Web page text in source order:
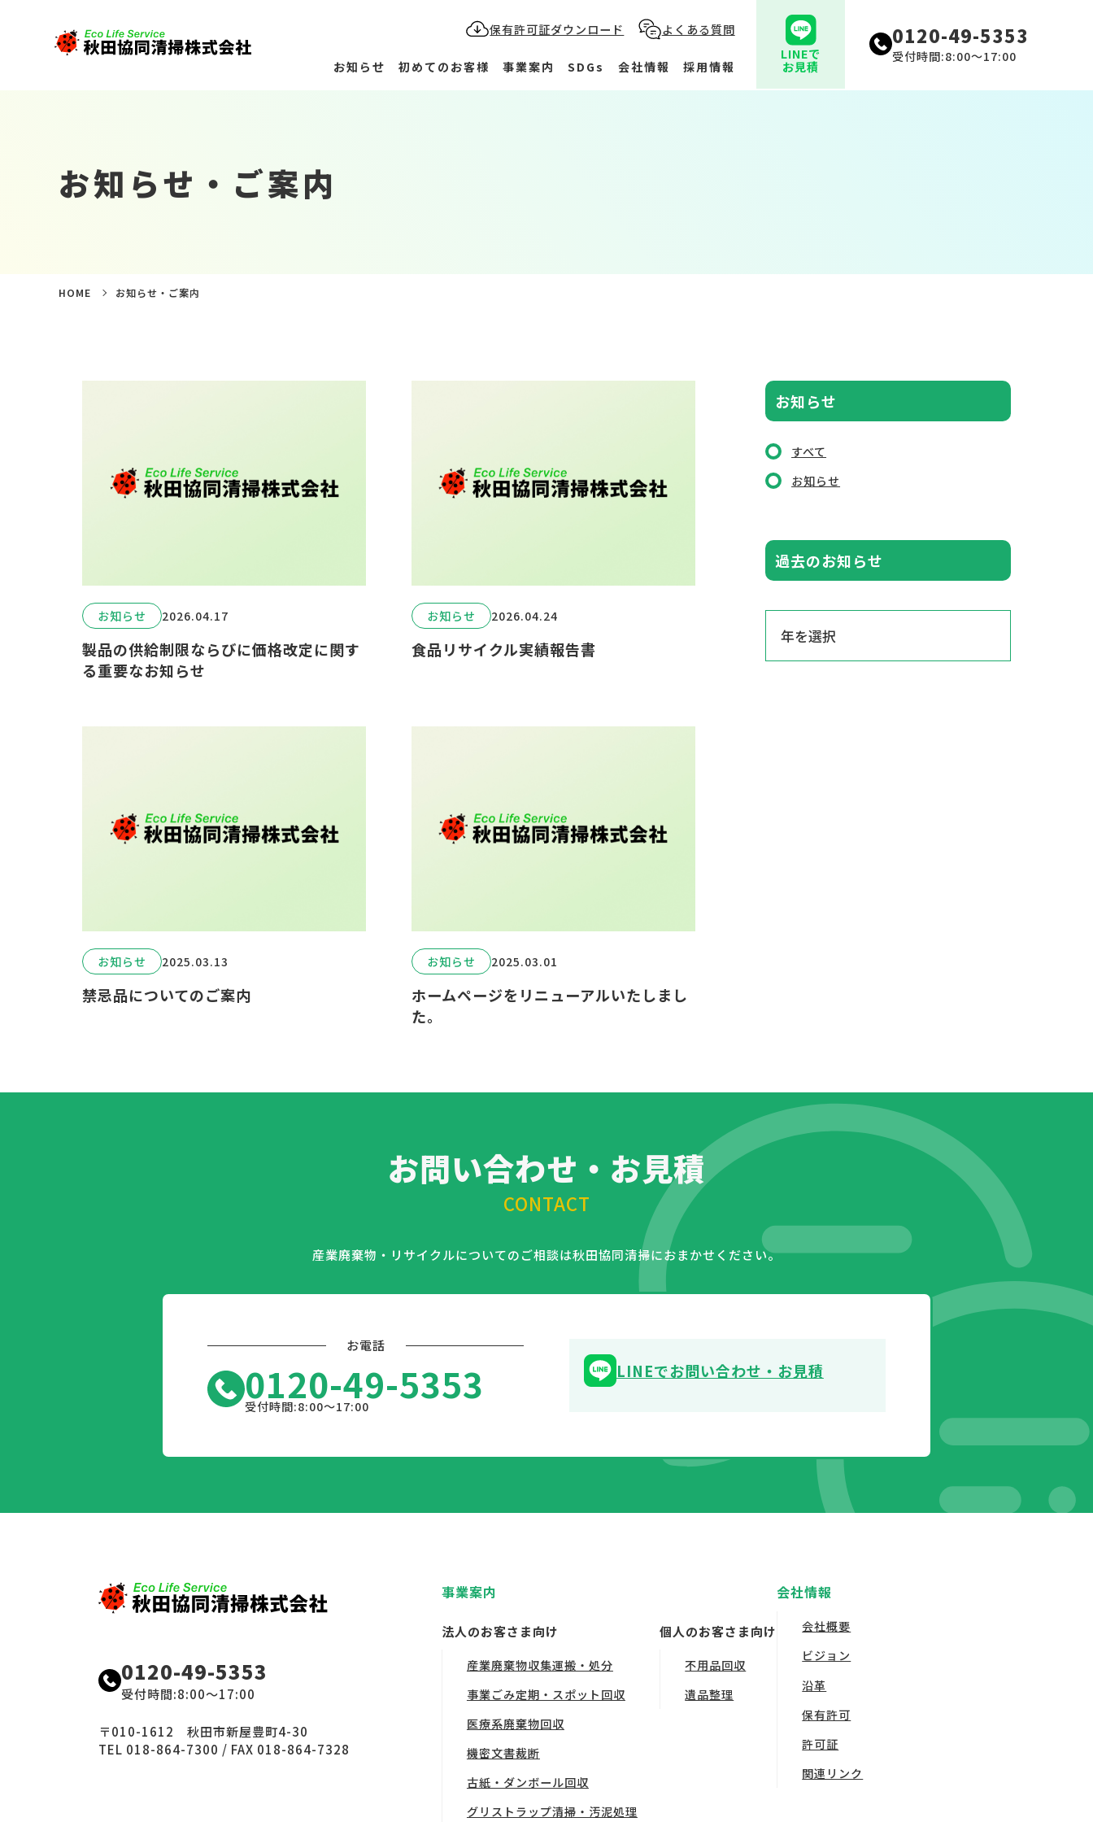
保有許可証ダウンロード よくある質問
お知らせ 初めてのお客様 事業案内 SDGs 会社情報 採用情報
LINEで
お見積
0120-49-5353
受付時間:8:00〜17:00
お知らせ・ご案内
HOME お知らせ・ご案内
お知らせ 2026.04.17
製品の供給制限ならびに価格改定に関す
る重要なお知らせ
お知らせ 2026.04.24
食品リサイクル実績報告書
お知らせ 2025.03.13
禁忌品についてのご案内
お知らせ 2025.03.01
ホームページをリニューアルいたしまし
た。
お知らせ
すべて
お知らせ
過去のお知らせ
お問い合わせ・お見積
CONTACT
産業廃棄物・リサイクルについてのご相談は秋田協同清掃におまかせください。
お電話
0120-49-5353
受付時間:8:00〜17:00
LINEでお問い合わせ・お見積
0120-49-5353
受付時間:8:00〜17:00
〒010-1612 秋田市新屋豊町4-30
TEL 018-864-7300 / FAX 018-864-7328
事業案内
法人のお客さま向け
産業廃棄物収集運搬・処分
事業ごみ定期・スポット回収
医療系廃棄物回収
機密文書裁断
古紙・ダンボール回収
グリストラップ清掃・汚泥処理
個人のお客さま向け
不用品回収
遺品整理
会社情報
会社概要
ビジョン
沿革
保有許可
許可証
関連リンク